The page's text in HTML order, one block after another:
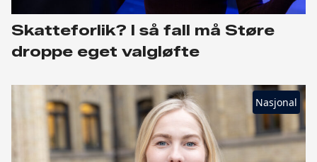
Skatteforlik? I så fall må Støre
droppe eget valgløfte
Nasjonal